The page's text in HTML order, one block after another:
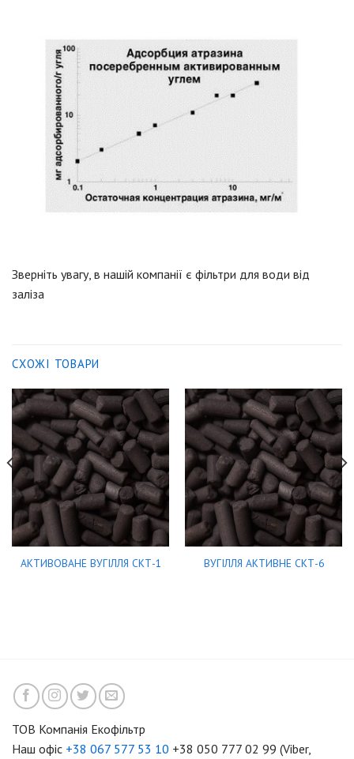
Зверніть увагу, в нашій компанії є фільтри для води від
заліза
СХОЖІ ТОВАРИ
АКТИВОВАНЕ ВУГІЛЛЯ СКТ-1 ВУГІЛЛЯ АКТИВНЕ СКТ-6
ТОВ Компанія Екофільтр
Наш офіс +38 067 577 53 10 +38 050 777 02 99 (Viber,